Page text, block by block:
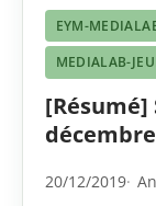
EYM-
MEDIALAB-
[Résumé]
décembre
20/12/2019